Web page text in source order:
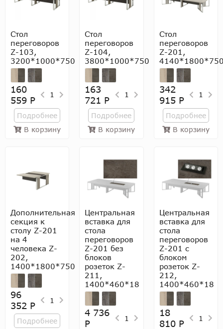
Стол
переговоров
Z-103,
3200*1000*750
160
559 Р
1
Подробнее
В корзину
Стол
переговоров
Z-104,
3800*1000*750
163
721 Р
1
Подробнее
В корзину
Стол
переговоров
Z-201,
342
915 Р
1
Подробнее
В корзину
Дополнительная
секция к
столу Z-201
на 4
человека Z-
202,
1400*1800*750
96
352 Р
1
Подробнее
Центральная
вставка для
стола
переговоров
Z-201 без
блоков
розеток Z-
211,
1400*460*18
4 736
Р
1
Центральная
вставка для
стола
переговоров
Z-201 с
блоком
розеток Z-
212,
1400*460*18
18
810 Р
1